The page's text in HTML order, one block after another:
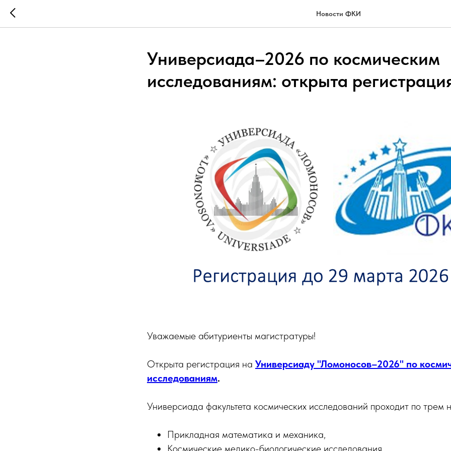
Новости ФКИ
Универсиада–2026 по космическим
исследованиям: открыта
Уважаемые абитуриенты магистратуры!
Открыта регистрация на Универсиаду "Ломоносов–2026" по
исследованиям.
Универсиада факультета космических исследований проходит по трем
Прикладная математика и механика,
Космические медико-биологические исследования,